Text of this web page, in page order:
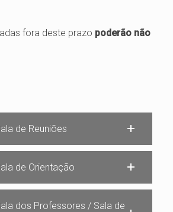
fora deste prazo poderão não
de Reuniões
de Orientação
dos Professores / Sala de